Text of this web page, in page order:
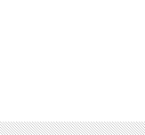
Wer bei einer
sind die Crème